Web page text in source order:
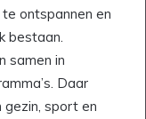
ontspannen en
bestaan.
samen in
Daar
gezin, sport en